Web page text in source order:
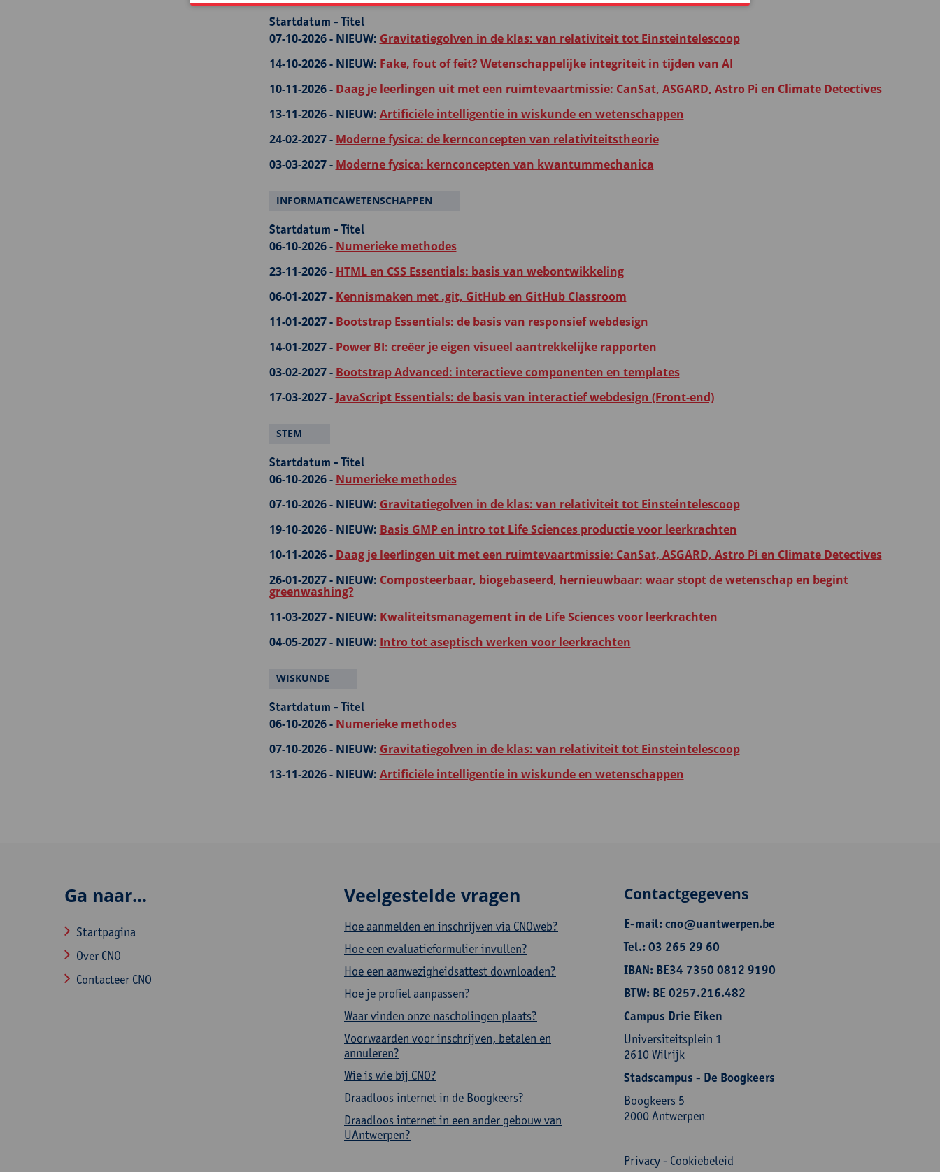
Startdatum - Titel
07-10-2026 - NIEUW: Gravitatiegolven in de klas: van relativiteit tot Einsteintelescoop
14-10-2026 - NIEUW: Fake, fout of feit? Wetenschappelijke integriteit in tijden van AI
10-11-2026 - Daag je leerlingen uit met een ruimtevaartmissie: CanSat, ASGARD, Astro Pi en Climate Detectives
13-11-2026 - NIEUW: Artificiële intelligentie in wiskunde en wetenschappen
24-02-2027 - Moderne fysica: de kernconcepten van relativiteitstheorie
03-03-2027 - Moderne fysica: kernconcepten van kwantummechanica
INFORMATICAWETENSCHAPPEN
Startdatum - Titel
06-10-2026 - Numerieke methodes
23-11-2026 - HTML en CSS Essentials: basis van webontwikkeling
06-01-2027 - Kennismaken met .git, GitHub en GitHub Classroom
11-01-2027 - Bootstrap Essentials: de basis van responsief webdesign
14-01-2027 - Power BI: creëer je eigen visueel aantrekkelijke rapporten
03-02-2027 - Bootstrap Advanced: interactieve componenten en templates
17-03-2027 - JavaScript Essentials: de basis van interactief webdesign (Front-end)
STEM
Startdatum - Titel
06-10-2026 - Numerieke methodes
07-10-2026 - NIEUW: Gravitatiegolven in de klas: van relativiteit tot Einsteintelescoop
19-10-2026 - NIEUW: Basis GMP en intro tot Life Sciences productie voor leerkrachten
10-11-2026 - Daag je leerlingen uit met een ruimtevaartmissie: CanSat, ASGARD, Astro Pi en Climate Detectives
26-01-2027 - NIEUW: Composteerbaar, biogebaseerd, hernieuwbaar: waar stopt de wetenschap en begint
greenwashing?
11-03-2027 - NIEUW: Kwaliteitsmanagement in de Life Sciences voor leerkrachten
04-05-2027 - NIEUW: Intro tot aseptisch werken voor leerkrachten
WISKUNDE
Startdatum - Titel
06-10-2026 - Numerieke methodes
07-10-2026 - NIEUW: Gravitatiegolven in de klas: van relativiteit tot Einsteintelescoop
13-11-2026 - NIEUW: Artificiële intelligentie in wiskunde en wetenschappen
Ga naar...
Startpagina
Over CNO
Contacteer CNO
Veelgestelde vragen
Hoe aanmelden en inschrijven via CNOweb?
Hoe een evaluatieformulier invullen?
Hoe een aanwezigheidsattest downloaden?
Hoe je profiel aanpassen?
Waar vinden onze nascholingen plaats?
Voorwaarden voor inschrijven, betalen en
annuleren?
Wie is wie bij CNO?
Draadloos internet in de Boogkeers?
Draadloos internet in een ander gebouw van
UAntwerpen?
Contactgegevens
E-mail:cno@uantwerpen.be
Tel.: 03 265 29 60
IBAN: BE34 7350 0812 9190
BTW: BE 0257.216.482
Campus Drie Eiken
Universiteitsplein 1
2610 Wilrijk
Stadscampus - De Boogkeers
Boogkeers 5
2000 Antwerpen
Privacy- Cookiebeleid